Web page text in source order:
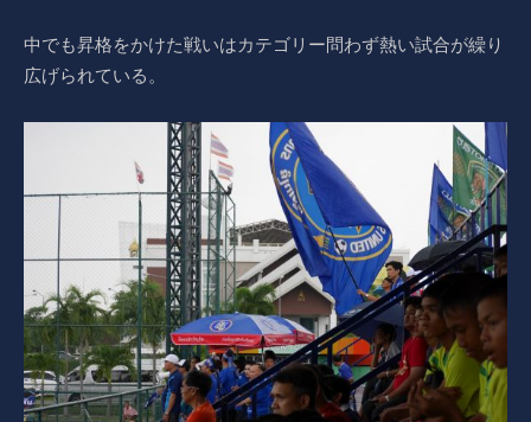
中でも昇格をかけた戦いはカテゴリー問わず熱い試合が繰り
広げられている。